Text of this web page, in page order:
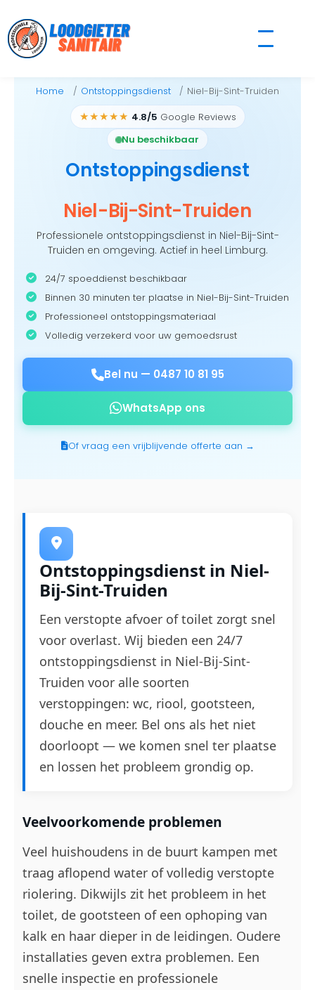
to
content
Home Ontstoppingsdienst Niel-Bij-Sint-Truiden
★★★★★ 4.8/5 Google Reviews
Nu beschikbaar
Ontstoppingsdienst
Niel-Bij-Sint-Truiden
Professionele ontstoppingsdienst in Niel-Bij-Sint-
Truiden en omgeving. Actief in heel Limburg.
24/7 spoeddienst beschikbaar
Binnen 30 minuten ter plaatse in Niel-Bij-Sint-Truiden
Professioneel ontstoppingsmateriaal
Volledig verzekerd voor uw gemoedsrust
Bel nu — 0487 10 81 95
WhatsApp ons
Of vraag een vrijblijvende offerte aan →
Ontstoppingsdienst in Niel-
Bij-Sint-Truiden
Een verstopte afvoer of toilet zorgt snel
voor overlast. Wij bieden een 24/7
ontstoppingsdienst in Niel-Bij-Sint-
Truiden voor alle soorten
verstoppingen: wc, riool, gootsteen,
douche en meer. Bel ons als het niet
doorloopt — we komen snel ter plaatse
en lossen het probleem grondig op.
Veelvoorkomende problemen
Veel huishoudens in de buurt kampen met
traag aflopend water of volledig verstopte
riolering. Dikwijls zit het probleem in het
toilet, de gootsteen of een ophoping van
kalk en haar dieper in de leidingen. Oudere
installaties geven extra problemen. Een
snelle inspectie en professionele